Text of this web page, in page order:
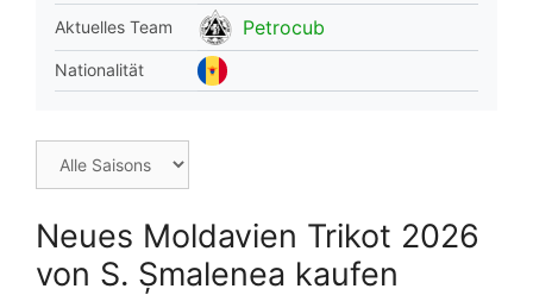
Aktuelles Team Petrocub
Nationalität
Neues Moldavien Trikot 2026
von S. Șmalenea kaufen